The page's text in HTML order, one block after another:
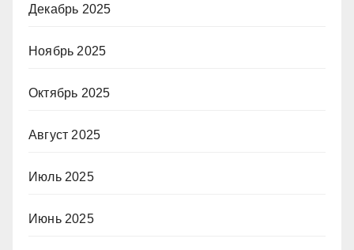
Декабрь 2025
Ноябрь 2025
Октябрь 2025
Август 2025
Июль 2025
Июнь 2025